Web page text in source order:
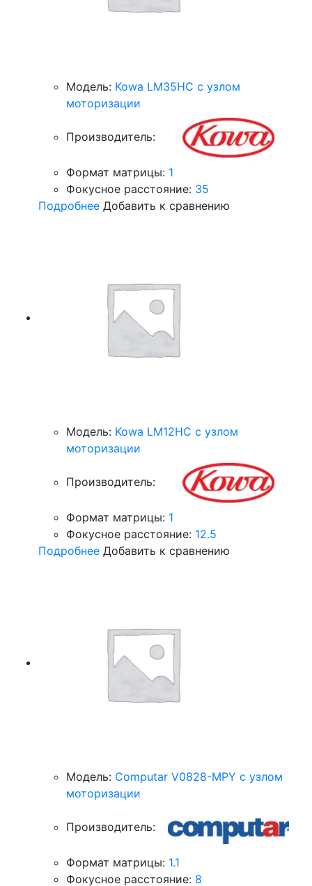
Модель: Kowa LM35HC с узлом
моторизации
Производитель:
Формат матрицы: 1
Фокусное расстояние: 35
Подробнее Добавить к сравнению
Модель: Kowa LM12HC с узлом
моторизации
Производитель:
Формат матрицы: 1
Фокусное расстояние: 12.5
Подробнее Добавить к сравнению
Модель: Computar V0828-MPY с узлом
моторизации
Производитель:
Формат матрицы: 1.1
Фокусное расстояние: 8